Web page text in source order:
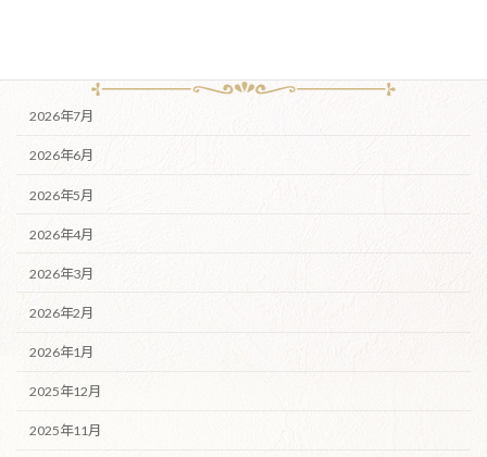
2026年7月
2026年6月
2026年5月
2026年4月
2026年3月
2026年2月
2026年1月
2025年12月
2025年11月